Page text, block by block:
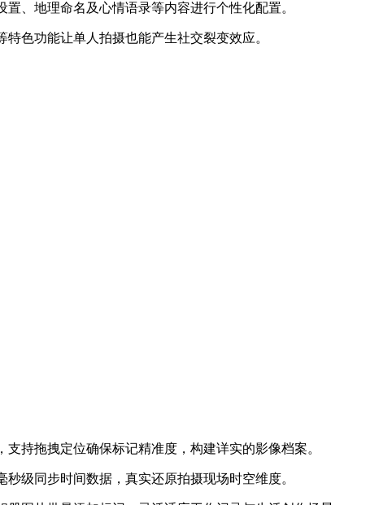
、地理命名及心情语录等内容进行个性化配置。
色功能让单人拍摄也能产生社交裂变效应。
持拖拽定位确保标记精准度，构建详实的影像档案。
级同步时间数据，真实还原拍摄现场时空维度。